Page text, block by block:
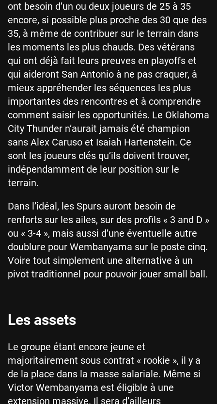
ont besoin d’un ou deux joueurs de 25 à 35
encore, si possible plus proche des 30 que des
35, à même de contribuer sur le terrain dans
les moments les plus chauds. Des vétérans
qui ont déjà fait leurs preuves en playoffs et
qui aideront San Antonio à ne pas craquer, à
mieux appréhender les séquences les plus
importantes des rencontres et à comprendre
comment saisir les opportunités. Le Oklahoma
City Thunder n’aurait jamais été champion
sans Alex Caruso et Isaiah Hartenstein. Ce
sont les joueurs clés qu’ils doivent trouver,
indépendamment de leur position sur le
terrain.
Dans l’idéal, les Spurs auront besoin de
renforts sur les ailes, sur des profils « 3 and D »
ou « 3-4 », mais aussi d’une éventuelle autre
doublure pour Wembanyama sur le poste cinq.
Voire tout simplement une alternative à un
pivot traditionnel pour pouvoir jouer small ball.
Les assets
Le groupe étant encore jeune et
majoritairement sous contrat « rookie », il y a
de la place dans la masse salariale. Même si
Victor Wembanyama est éligible à une
extension massive. Il sera d’ailleurs